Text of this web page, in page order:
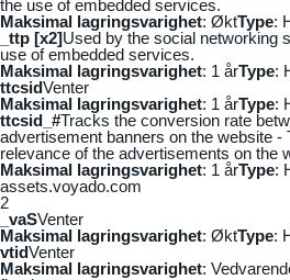
the use of embedded services.
Maksimal lagringsvarighet: ØktType:
_ttp [x2]Used by the social networking
use of embedded services.
Maksimal lagringsvarighet: 1 årType:
ttcsidVenter
Maksimal lagringsvarighet: 1 årType:
ttcsid_#Tracks the conversion rate
advertisement banners on the website
relevance of the advertisements on the
Maksimal lagringsvarighet: 1 årType:
assets.voyado.com
2
_vaSVenter
Maksimal lagringsvarighet: ØktType:
vtidVenter
Maksimal lagringsvarighet: